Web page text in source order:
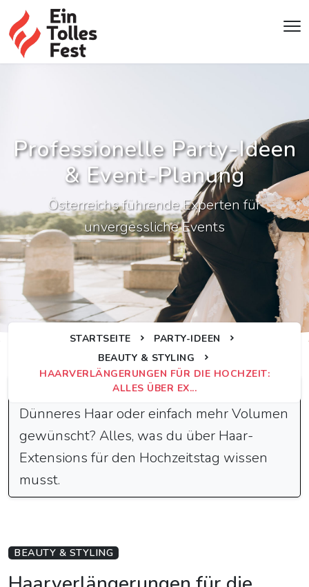
Professionelle Party-Ideen
& Event-Planung
Österreichs führende Experten für
unvergessliche Events
STARTSEITE
PARTY-IDEEN
BEAUTY & STYLING
HAARVERLÄNGERUNGEN FÜR DIE HOCHZEIT:
ALLES ÜBER EX...
Schnelle Antwort
Dünneres Haar oder einfach mehr Volumen
gewünscht? Alles, was du über Haar-
Extensions für den Hochzeitstag wissen
musst.
BEAUTY & STYLING